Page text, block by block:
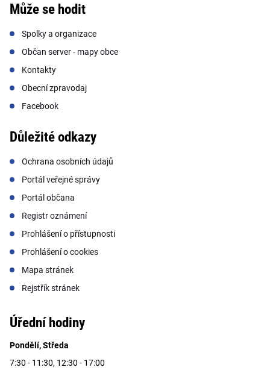
Může se hodit
Spolky a organizace
Občan server - mapy obce
Kontakty
Obecní zpravodaj
Facebook
Důležité odkazy
Ochrana osobních údajů
Portál veřejné správy
Portál občana
Registr oznámení
Prohlášení o přístupnosti
Prohlášení o cookies
Mapa stránek
Rejstřík stránek
Úřední hodiny
Pondělí, Středa
7:30 - 11:30, 12:30 - 17:00